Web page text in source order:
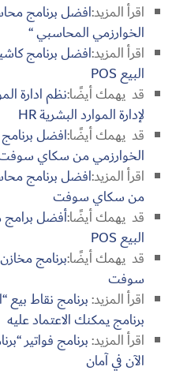
اقرأ المزيد:افضل برنامج
الخوارزمي المحاسبي “
اقرأ المزيد:افضل برنامج
البيع POS
قد يهمك أيضًا:نظم ادارة
لإدارة الموارد البشرية HR
قد يهمك أيضًا:افضل
الخوارزمي من سكاي
اقرأ المزيد:
من سكاي سوفت
قد يهمك أيضًا:أفضل برامج
البيع POS
قد يهمك أيضًا:برنامج
سوفت
اقرأ المزيد:
برنامج يمكنك الاعتماد عليه
اقرأ المزيد:برنامج فواتير
الآن في آمان